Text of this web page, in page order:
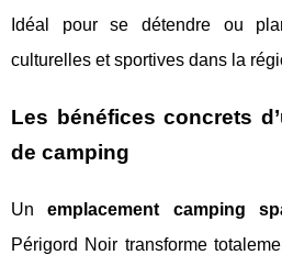
Idéal pour se détendre ou
culturelles et sportives dans la
Les bénéfices concrets
de camping
Unemplacement camping
Périgord Noir transforme